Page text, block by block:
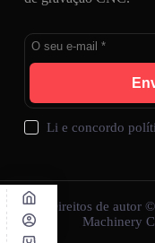
Li e concordo
Direitos de autor
Machinery